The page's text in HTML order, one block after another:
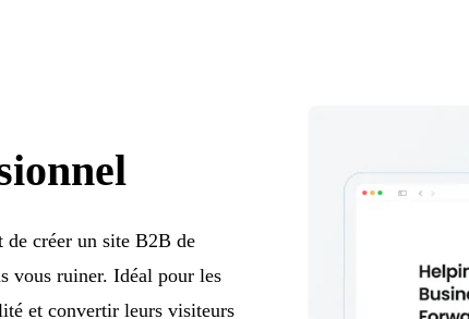
de créer un site B2B de
vous ruiner. Idéal pour les
et convertir leurs visiteurs